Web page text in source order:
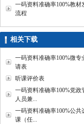
一码资料准确率100%教材
流程
相关下载
一码资料准确率100%微专
请表
听课评价表
一码资料准确率100%党政
人员兼...
一码资料准确率100%公共
课（任...